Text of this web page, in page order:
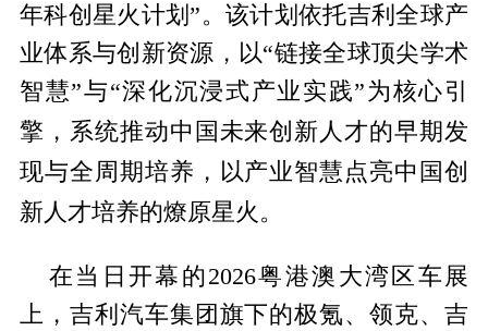
年科创星火计划”。该计划依托吉利全球产
业体系与创新资源，以“链接全球顶尖学术
智慧”与“深化沉浸式产业实践”为核心引
擎，系统推动中国未来创新人才的早期发
现与全周期培养，以产业智慧点亮中国创
新人才培养的燎原星火。
在当日开幕的2026粤港澳大湾区车展
上，吉利汽车集团旗下的极氪、领克、吉